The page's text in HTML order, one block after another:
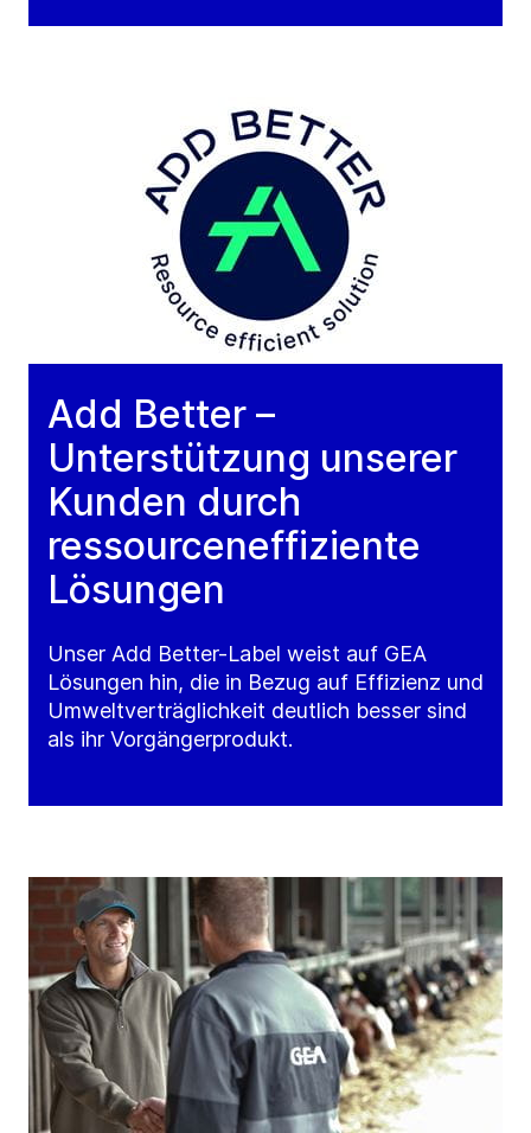
Add Better –
Unterstützung unserer
Kunden durch
ressourceneffiziente
Lösungen
Unser Add Better-Label weist auf GEA
Lösungen hin, die in Bezug auf Effizienz und
Umweltverträglichkeit deutlich besser sind
als ihr Vorgängerprodukt.